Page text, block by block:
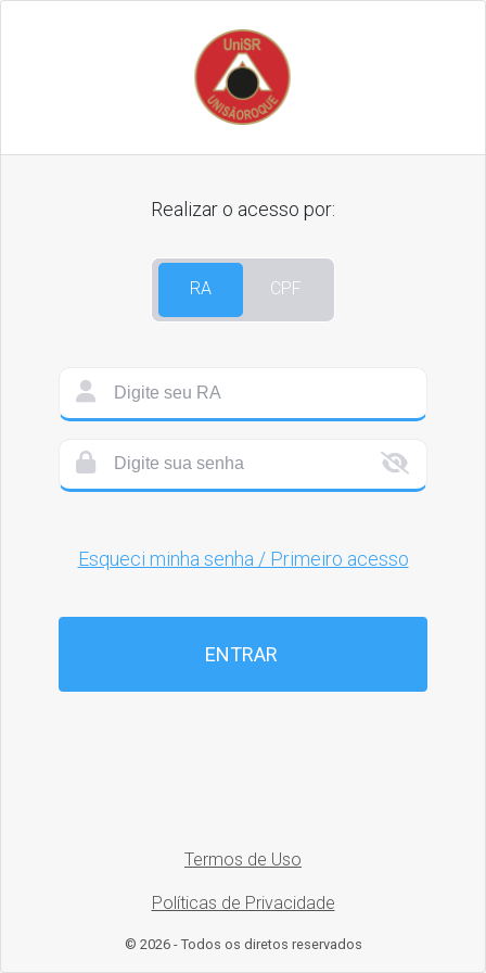
Realizar o acesso por:
RA CPF
Esqueci minha senha / Primeiro acesso
ENTRAR
Termos de Uso
Políticas de Privacidade
© 2026 - Todos os diretos reservados